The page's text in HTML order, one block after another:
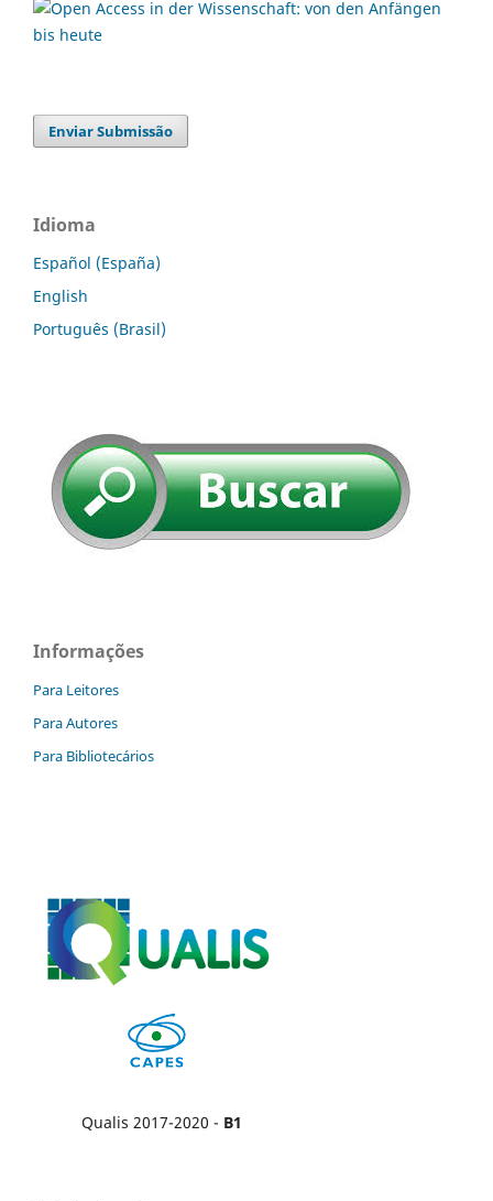
Enviar Submissão
Idioma
Español (España)
English
Português (Brasil)
Informações
Para Leitores
Para Autores
Para Bibliotecários
Qualis 2017-2020 - B1